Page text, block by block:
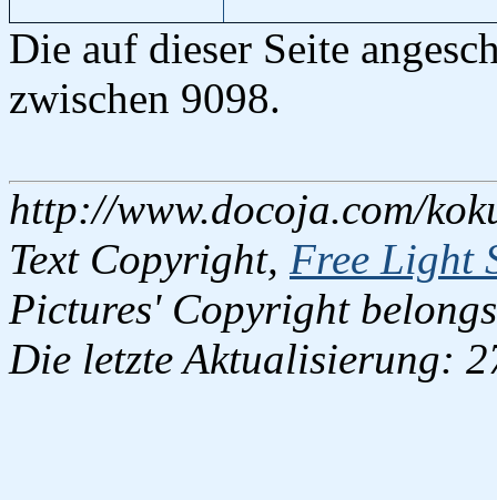
Die auf dieser Seite
zwischen 9098.
http://www.docoja.com/
Text Copyright, Free Light
Pictures' Copyright
Die letzte Aktualisierung: